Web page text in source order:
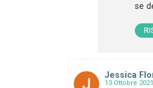
se
Jessica
13 Ottobre